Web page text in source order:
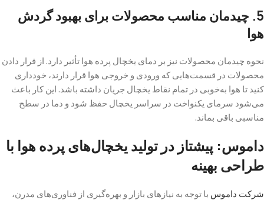
5. چیدمان مناسب محصولات برای بهبود گردش
هوا
نحوه چیدمان محصولات نیز بر دمای یخچال پرده هوا تأثیر دارد. از قرار دادن
محصولات در قسمت‌هایی که ورودی و خروجی هوا قرار دارند، خودداری
کنید تا هوا به‌خوبی در تمام نقاط یخچال جریان داشته باشد. این کار باعث
می‌شود سرمای یکنواخت در سراسر یخچال حفظ شود و دما در سطح
مناسبی باقی بماند.
داموس: پیشتاز در تولید یخچال‌های پرده هوا با
طراحی بهینه
شرکت داموس با توجه به نیازهای بازار و بهره‌گیری از فناوری‌های مدرن،